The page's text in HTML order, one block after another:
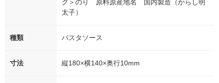
グ＞のり 原料原産地名 国内製造（からし明
太子）
種類 パスタソース
寸法 縦180×横140×奥行10mm